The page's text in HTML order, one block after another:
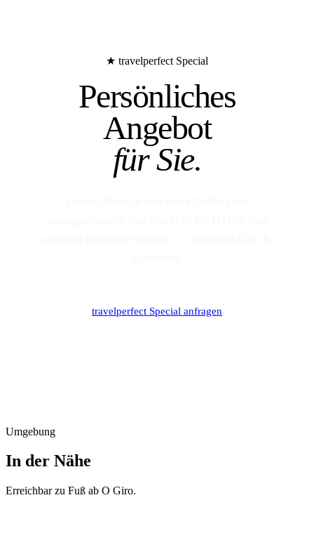
★ travelperfect Special
Persönliches
Angebot
für Sie.
travelperfect Special anfragen
Umgebung
In der Nähe
Erreichbar zu Fuß ab O Giro.